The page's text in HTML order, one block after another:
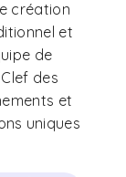
création
et
de
des
et
uniques